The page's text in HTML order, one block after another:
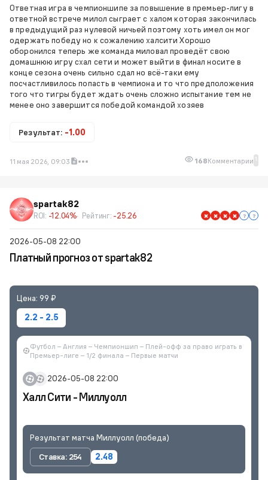
Ответная игра в чемпионшипе за повышение в премьер-лигу в
ответной встрече милол сыграет с халом которая закончилась
в предыдущий раз нулевой ничьей поэтому хоть имел он мог
одержать победу но к сожалению халсити Хорошо
оборонился теперь же команда миловал проведёт свою
домашнюю игру схал сети и может выйти в финал носите в
конце сезона очень сильно сдал но всё-таки ему
посчастливилось попасть в чемпиона и то что предположения
того что тигры будет ждать очень сложно испытание тем не
менее оно завершится победой командой хозяев
Результат: -1.00
11 мая 2026, 09:03 168Комментарии 1
spartak82
ROI: -12.04% Рейтинг: -25.26
2026-05-08 22:00
Платный прогноз от spartak82
Цена: 99 ₽
2.2 - 2.5
Футбол – Англия – Чемпионшип – Плей-офф за право играть в
Премьер-лиге – 1/2 финала – Первые матчи
2026-05-08 22:00
Халл Сити - Миллуолл
Результат матча Миллуолл (победа)
Ставка: 254
2.48